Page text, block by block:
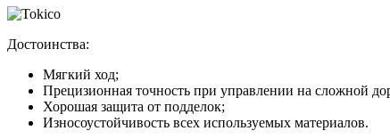
Достоинства:
Мягкий ход;
Прецизионная точность при управлении на сложной
Хорошая защита от подделок;
Износоустойчивость всех используемых материалов.